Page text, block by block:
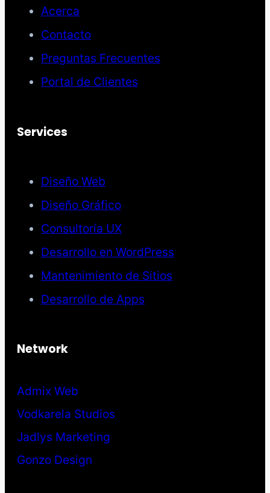
Acerca
Contacto
Preguntas Frecuentes
Portal de Clientes
Services
Diseño Web
Diseño Gráfico
Consultoría UX
Desarrollo en WordPress
Mantenimiento de Sitios
Desarrollo de Apps
Network
Admix Web
Vodkarela Studios
Jadlys Marketing
Gonzo Design